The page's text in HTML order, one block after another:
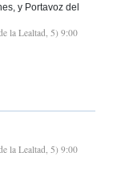
y Portavoz del
la Lealtad, 5) 9:00
la Lealtad, 5) 9:00